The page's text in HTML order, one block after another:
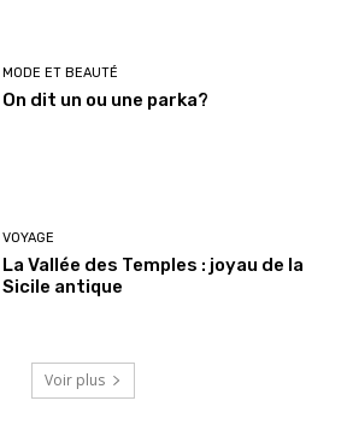
MODE ET BEAUTÉ
On dit un ou une parka?
VOYAGE
La Vallée des Temples : joyau de la
Sicile antique
Voir plus